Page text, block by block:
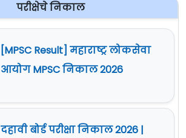
परीक्षेचे निकाल
[MPSC Result] महाराष्ट्र लोकसेवा
आयोग MPSC निकाल 2026
दहावी बोर्ड परीक्षा निकाल 2026 |